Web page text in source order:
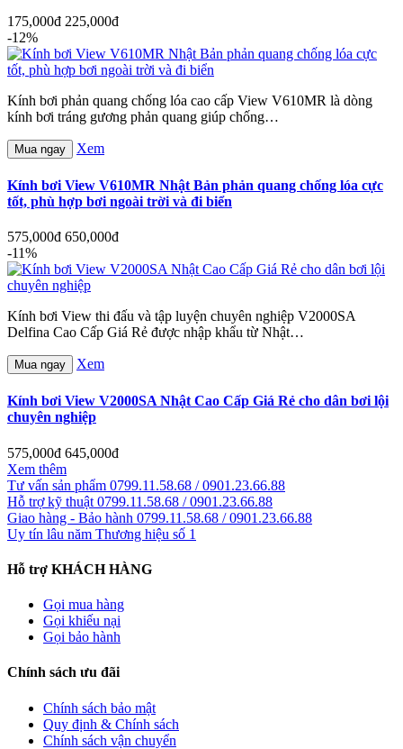
175,000đ 225,000đ
-12%
Kính bơi phản quang chống lóa cao cấp View V610MR là dòng
kính bơi tráng gương phản quang giúp chống…
Mua ngay Xem
Kính bơi View V610MR Nhật Bản phản quang chống lóa cực
tốt, phù hợp bơi ngoài trời và đi biển
575,000đ 650,000đ
-11%
Kính bơi View thi đấu và tập luyện chuyên nghiệp V2000SA
Delfina Cao Cấp Giá Rẻ được nhập khẩu từ Nhật…
Mua ngay Xem
Kính bơi View V2000SA Nhật Cao Cấp Giá Rẻ cho dân bơi lội
chuyên nghiệp
575,000đ 645,000đ
Xem thêm
Tư vấn sản phẩm 0799.11.58.68 / 0901.23.66.88
Hỗ trợ kỹ thuật 0799.11.58.68 / 0901.23.66.88
Giao hàng - Bảo hành 0799.11.58.68 / 0901.23.66.88
Uy tín lâu năm Thương hiệu số 1
Hỗ trợ KHÁCH HÀNG
Gọi mua hàng
Gọi khiếu nại
Gọi bảo hành
Chính sách ưu đãi
Chính sách bảo mật
Quy định & Chính sách
Chính sách vận chuyển